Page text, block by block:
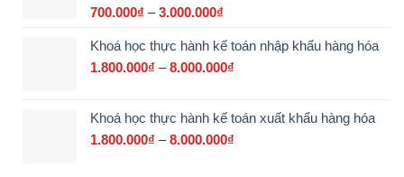
700.000₫ – 3.000.000₫
từ
700.000₫
Khoá học thực hành kế toán nhập khẩu hàng hóa
1.800.000₫ – 8.000.000₫
1.800.000₫
Khoá học thực hành kế toán xuất khẩu hàng hóa
1.800.000₫ – 8.000.000₫